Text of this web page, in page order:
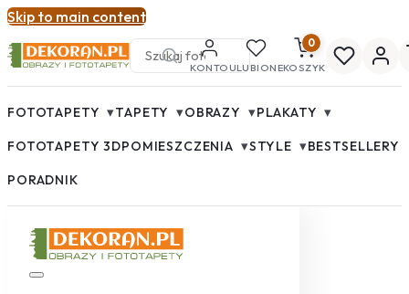
Skip to main content
KONTOULUBIONE
0
KOSZYK
FOTOTAPETY ▾TAPETY ▾OBRAZY ▾PLAKATY ▾
FOTOTAPETY 3DPOMIESZCZENIA ▾STYLE ▾BESTSELLERY
PORADNIK